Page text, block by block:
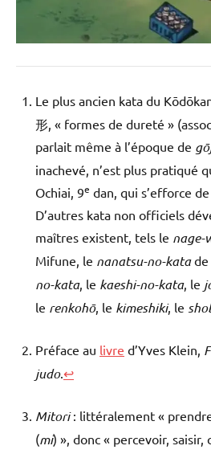
Le plus ancien kata du
形, « formes de dureté »
parlait même à l’époque de
inachevé, n’est plus pratiqué
Ochiai, 9e dan, qui s’efforce
D’autres kata non officiels
maîtres existent, tels le nage-
Mifune, le nanatsu-no-katade
no-kata, le kaeshi-no-kata, le
le renkohō, le kimeshiki, le
Préface au livre d’Yves Klein,
judo. ↩
Mitori: littéralement «
(mi) », donc « percevoir, saisir,